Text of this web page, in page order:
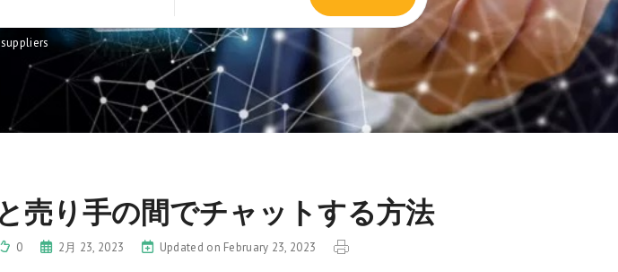
売り手の間でチャットする方法
0 2月 23, 2023 Updated on February 23, 2023